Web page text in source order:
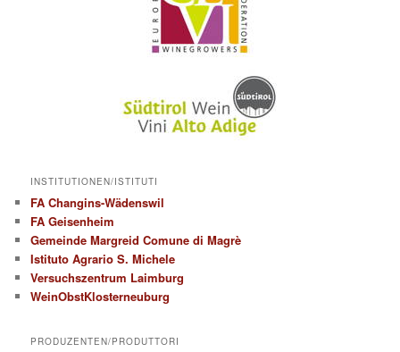
INSTITUTIONEN/ISTITUTI
FA Changins-Wädenswil
FA Geisenheim
Gemeinde Margreid Comune di Magrè
Istituto Agrario S. Michele
Versuchszentrum Laimburg
WeinObstKlosterneuburg
PRODUZENTEN/PRODUTTORI